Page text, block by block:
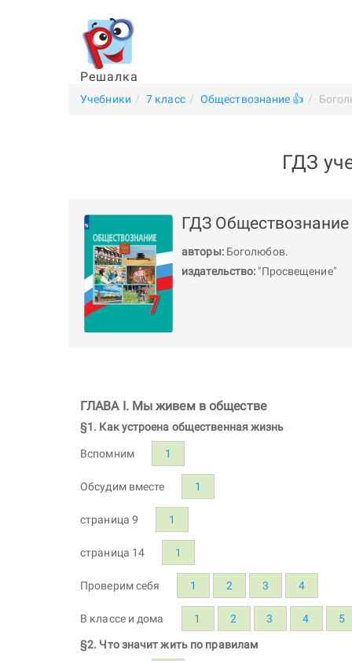
Решалка
Учебники 7 класс Обществознание 👍
ГДЗ
ГДЗ
авторы: Боголюбов.
издательство: "Просвещение"
ГЛАВА I. Мы живем в обществе
§1. Как устроена общественная жизнь
Вспомним 1
Обсудим вместе 1
страница 9 1
страница 14 1
Проверим себя 1 2 3 4
В классе и дома 1 2 3 4 5
§2. Что значит жить по правилам